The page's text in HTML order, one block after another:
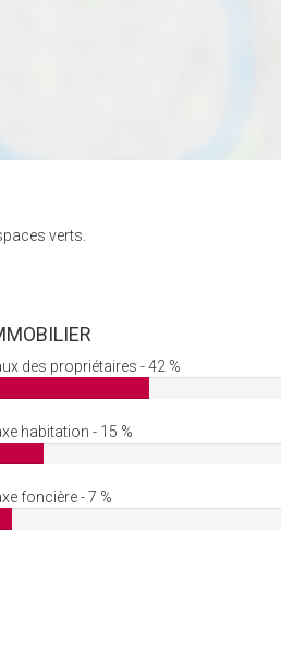
verts.
des propriétaires - 42 %
habitation - 15 %
foncière - 7 %